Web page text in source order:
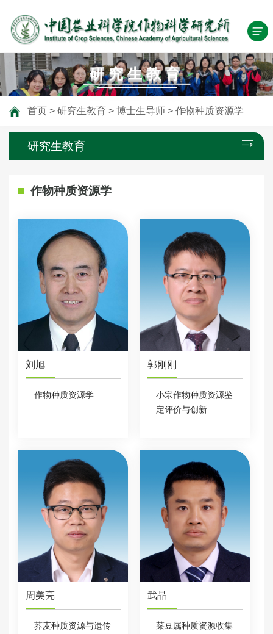
研究生教育
首页 > 研究生教育 > 博士生导师 > 作物种质资源学
研究生教育
作物种质资源学
刘旭
作物种质资源学
郭刚刚
小宗作物种质资源鉴
定评价与创新
周美亮
荞麦种质资源与遗传
武晶
菜豆属种质资源收集